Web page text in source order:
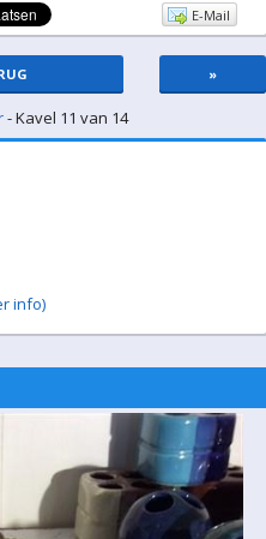
E-Mail
»
- Kavel 11 van 14
info)